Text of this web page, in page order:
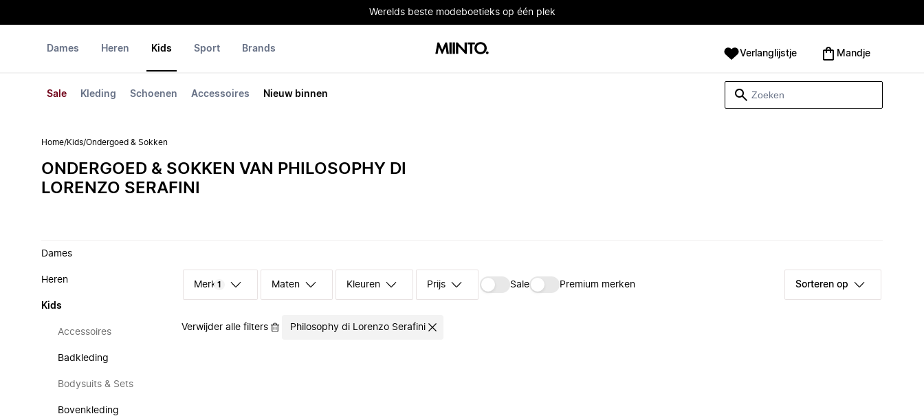
Werelds beste modeboetieks op één plek
Dames Heren Kids
Sale Kleding Schoenen Accessoires Nieuw binnen
Sport Brands Verlanglijstje Mandje
Home/Kids/Ondergoed & Sokken
ONDERGOED & SOKKEN VAN PHILOSOPHY DI
LORENZO SERAFINI
Dames
Heren
Kids
Accessoires
Badkleding
Bodysuits & Sets
Bovenkleding
Merk 1 Maten Kleuren Prijs Sale Premium merken Sorteren op
Verwijder alle filters Philosophy di Lorenzo Serafini